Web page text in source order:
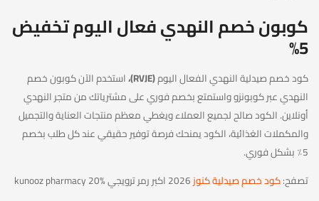
كوبون خصم النهدي فعال اليوم تخفيض
5%
كود خصم صيدلية النهدي الفعال اليوم(RVJE)،
استخدم الآن كوبون خصم
النهدي عبر كوبونزو واستمتع بخصم فوري على مشترياتك من متجر النهدي
أونلاين. الكود صالح لجميع العملاء ويغطي معظم منتجات العناية والتجميل
والمكملات الغذائية، الكود يمنحك فرصة توفير حقيقي عند كل طلب بخصم
5٪ بشكل فوري.
تصفح:كود خصم صيدلية كنوز